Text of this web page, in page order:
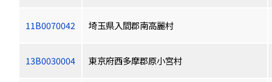
11B0070042 埼玉県入間郡南高麗村
13B0030004 東京府西多摩郡原小宮村